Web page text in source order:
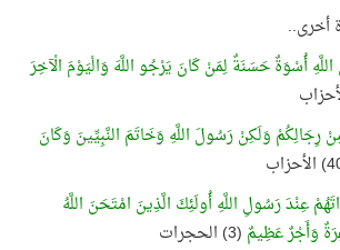
أخرى..
أُسْوَةٌ حَسَنَةٌ لِمَنْ كَانَ يَرْجُو اللَّهَ وَالْيَوْمَ الْآخِرَ
رِجَالِكُمْ وَلَكِنْ رَسُولَ اللَّهِ وَخَاتَمَ النَّبِيِّينَ وَكَانَ
عِنْدَ رَسُولِ اللَّهِ أُولَئِكَ الَّذِينَ امْتَحَنَ اللَّهُ
وَأَجْرٌ عَظِيمٌ (3) الحجرات